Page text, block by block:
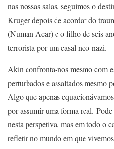
nas nossas salas, seguimos o
Kruger depois de acordar do
(Numan Acar) e o filho de seis
terrorista por um casal neo-nazi.
Akin confronta-nos mesmo com
perturbados e assaltados mesmo
Algo que apenas
por assumir uma forma real.
nesta perspetiva, mas em todo o
refletir no mundo em que